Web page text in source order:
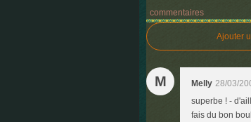
commentaires
Ajouter
M Melly 28/03/
superbe ! -
fais du bon